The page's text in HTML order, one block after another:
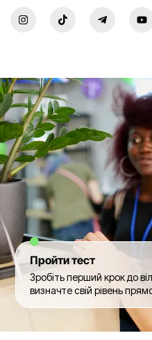
Пройти тест
Зробіть перший крок до
визначте свій рівень